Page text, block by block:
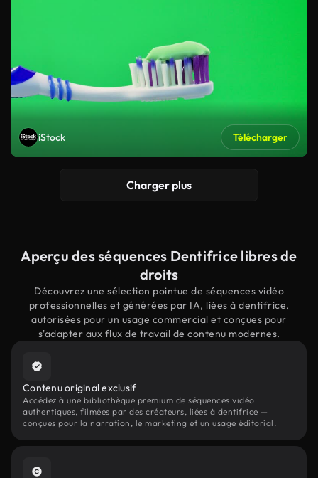
iStock Télécharger
Charger plus
Aperçu des séquences Dentifrice libres de
droits
Découvrez une sélection pointue de séquences vidéo
professionnelles et générées par IA, liées à dentifrice,
autorisées pour un usage commercial et conçues pour
s'adapter aux flux de travail de contenu modernes.
Contenu original exclusif
Accédez à une bibliothèque premium de séquences vidéo
authentiques, filmées par des créateurs, liées à dentifrice —
conçues pour la narration, le marketing et un usage éditorial.